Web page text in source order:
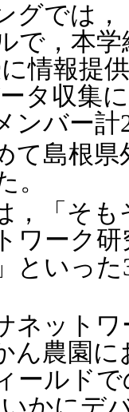
では，
で，本
情報提
タ収集
ンバー
島根県
。
「そも
ワーク
といっ
ットワ
ん農園
ールド